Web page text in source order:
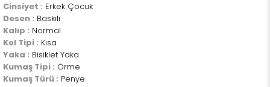
Cinsiyet : Erkek Çocuk
Desen : Baskılı
Kalıp : Normal
Kol Tipi : Kısa
Yaka : Bisiklet Yaka
Kumaş Tipi : Örme
Kumaş Türü : Penye